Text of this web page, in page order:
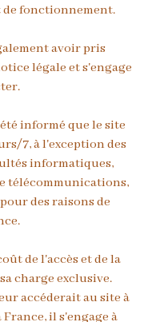
de fonctionnement.
avoir pris
légale et s'engage
informé que le site
7, à l'exception des
informatiques,
télécommunications,
des raisons de
de l'accès et de la
charge exclusive.
accéderait au site à
il s'engage à